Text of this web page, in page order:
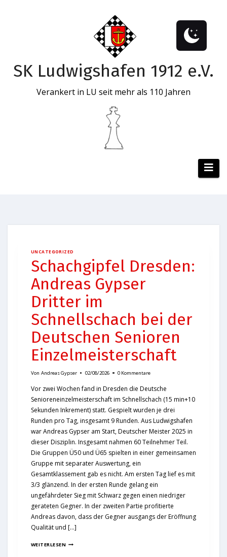
SK Ludwigshafen 1912 e.V.
Verankert in LU seit mehr als 110 Jahren
UNCATEGORIZED
Schachgipfel Dresden:
Andreas Gypser
Dritter im
Schnellschach bei der
Deutschen Senioren
Einzelmeisterschaft
Von Andreas Gypser 02/08/2026 0 Kommentare
Vor zwei Wochen fand in Dresden die Deutsche
Senioreneinzelmeisterschaft im Schnellschach (15 min+10
Sekunden Inkrement) statt. Gespielt wurden je drei
Runden pro Tag, insgesamt 9 Runden. Aus Ludwigshafen
war Andreas Gypser am Start, Deutscher Meister 2025 in
dieser Disziplin. Insgesamt nahmen 60 Teilnehmer Teil.
Die Gruppen Ü50 und Ü65 spielten in einer gemeinsamen
Gruppe mit separater Auswertung, ein
Gesamtklassement gab es nicht. Am ersten Tag lief es mit
3/3 glänzend. In der ersten Runde gelang ein
ungefährdeter Sieg mit Schwarz gegen einen niedriger
gerateten Gegner. In der zweiten Partie profitierte
Andreas davon, dass der Gegner ausgangs der Eröffnung
Qualität und […]
WEITERLESEN